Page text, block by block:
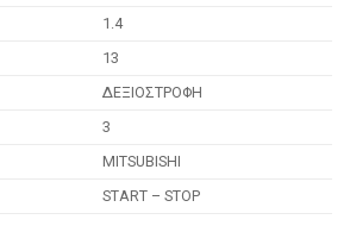
1.4
13
ΔΕΞΙΟΣΤΡΟΦΗ
3
MITSUBISHI
START – STOP